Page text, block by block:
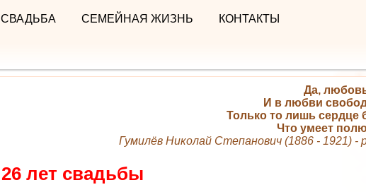
СВАДЬБА СЕМЕЙНАЯ ЖИЗНЬ КОНТАКТЫ
Да,
И в любви
Только то лишь сердце
Что умеет
Гумилёв Николай Степанович (1886 - 1921) -
26 лет свадьбы